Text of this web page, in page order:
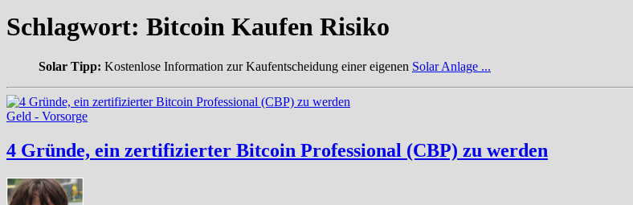
Schlagwort: Bitcoin Kaufen Risiko
Solar Tipp: Kostenlose Information zur Kaufentscheidung einer eigenen Solar Anlage ...
Geld - Vorsorge
4 Gründe, ein zertifizierter Bitcoin Professional (CBP) zu werden